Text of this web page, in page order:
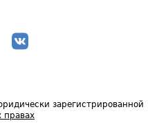
зарегистрированной
правах